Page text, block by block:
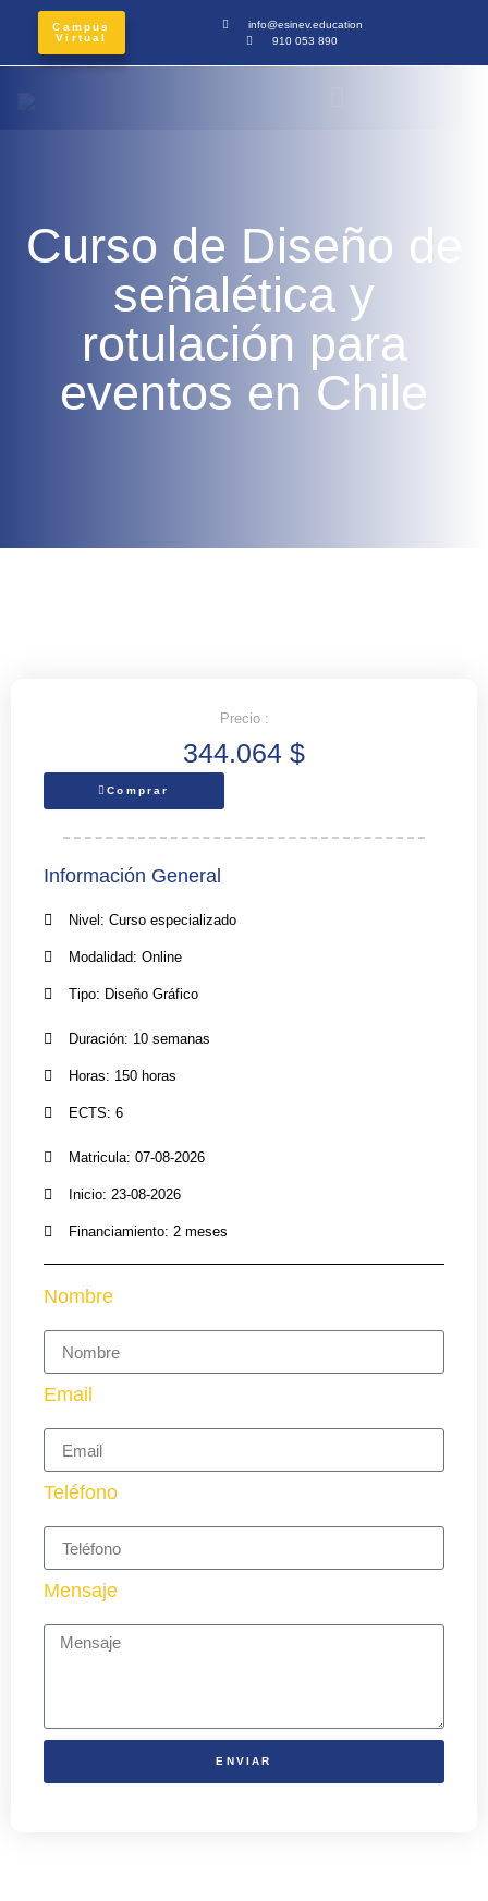
Campus
Virtual
info@esinev.education
910 053 890
Curso de Diseño de
señalética y
rotulación para
eventos en Chile
Precio :
344.064 $
Comprar
Información General
Nivel: Curso especializado
Modalidad: Online
Tipo: Diseño Gráfico
Duración: 10 semanas
Horas: 150 horas
ECTS: 6
Matricula: 07-08-2026
Inicio: 23-08-2026
Financiamiento: 2 meses
Nombre
Email
Teléfono
Mensaje
ENVIAR